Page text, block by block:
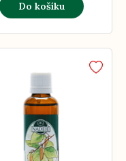
Do košíku